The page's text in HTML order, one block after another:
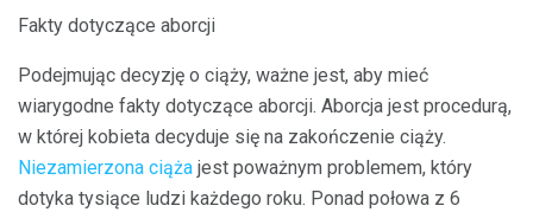
Fakty dotyczące aborcji
Podejmując decyzję o ciąży, ważne jest, aby mieć
wiarygodne fakty dotyczące aborcji. Aborcja jest procedurą,
w której kobieta decyduje się na zakończenie ciąży.
Niezamierzona ciąża jest poważnym problemem, który
dotyka tysiące ludzi każdego roku. Ponad połowa z 6